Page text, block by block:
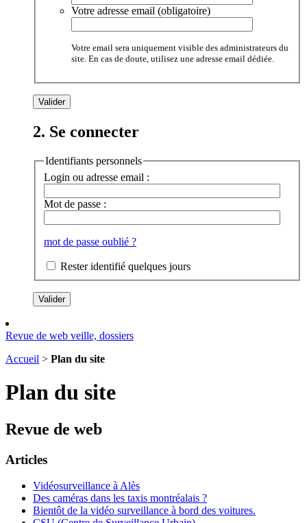
Votre adresse email (obligatoire)
Votre email sera uniquement visible des administrateurs du
site. En cas de doute, utilisez une adresse email dédiée.
2. Se connecter
Identifiants personnels
Login ou adresse email :
Mot de passe :
mot de passe oublié ?
Rester identifié quelques jours
Revue de web veille, dossiers
Accueil > Plan du site
Plan du site
Revue de web
Articles
Vidéosurveillance à Alès
Des caméras dans les taxis montréalais ?
Bientôt de la vidéo surveillance à bord des voitures.